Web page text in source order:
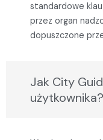
standardowe
przez organ
dopuszczone
Jak City
użytkownika?